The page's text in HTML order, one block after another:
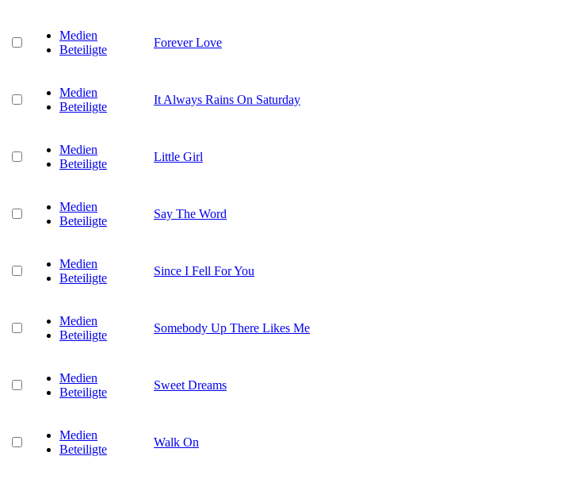
Medien
Beteiligte
Forever Love
Medien
Beteiligte
It Always Rains On Saturday
Medien
Beteiligte
Little Girl
Medien
Beteiligte
Say The Word
Medien
Beteiligte
Since I Fell For You
Medien
Beteiligte
Somebody Up There Likes Me
Medien
Beteiligte
Sweet Dreams
Medien
Beteiligte
Walk On